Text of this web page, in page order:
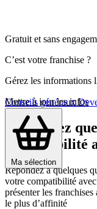
Conseils généraux
Ma sélection
Gratuit et sans
C’est votre franchise ?
Gérez les informations
Mettre à jour les infos
Découvrez
compatibilité
Répondez a quelques
votre compatibilité
présenter les
le plus d’affinité